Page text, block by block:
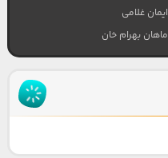
ایمان غلامی
ماهان بهرام خان